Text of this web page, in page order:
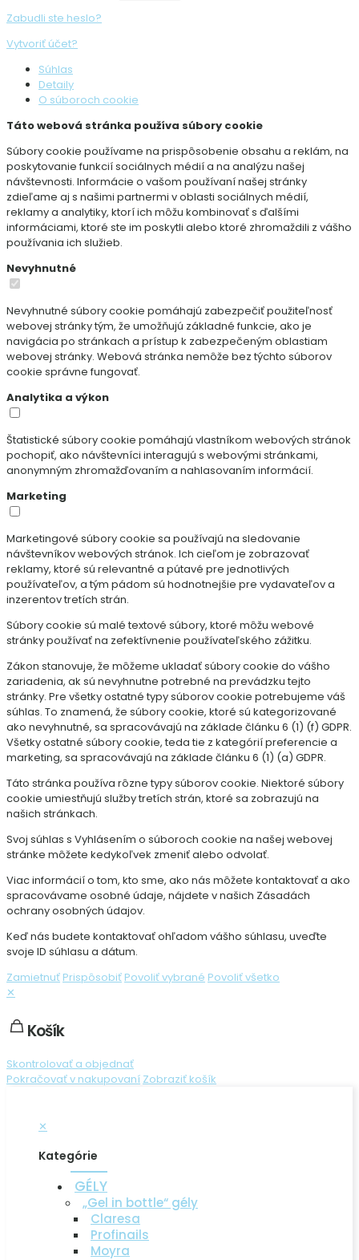
Zabudli ste heslo?
Vytvoriť účet?
Súhlas
Detaily
O súboroch cookie
Táto webová stránka používa súbory cookie
Súbory cookie používame na prispôsobenie obsahu a reklám, na
poskytovanie funkcií sociálnych médií a na analýzu našej
návštevnosti. Informácie o vašom používaní našej stránky
zdieľame aj s našimi partnermi v oblasti sociálnych médií,
reklamy a analytiky, ktorí ich môžu kombinovať s ďalšími
informáciami, ktoré ste im poskytli alebo ktoré zhromaždili z vášho
používania ich služieb.
Nevyhnutné
Nevyhnutné súbory cookie pomáhajú zabezpečiť použiteľnosť
webovej stránky tým, že umožňujú základné funkcie, ako je
navigácia po stránkach a prístup k zabezpečeným oblastiam
webovej stránky. Webová stránka nemôže bez týchto súborov
cookie správne fungovať.
Analytika a výkon
Štatistické súbory cookie pomáhajú vlastníkom webových stránok
pochopiť, ako návštevníci interagujú s webovými stránkami,
anonymným zhromažďovaním a nahlasovaním informácií.
Marketing
Marketingové súbory cookie sa používajú na sledovanie
návštevníkov webových stránok. Ich cieľom je zobrazovať
reklamy, ktoré sú relevantné a pútavé pre jednotlivých
používateľov, a tým pádom sú hodnotnejšie pre vydavateľov a
inzerentov tretích strán.
Súbory cookie sú malé textové súbory, ktoré môžu webové
stránky používať na zefektívnenie používateľského zážitku.
Zákon stanovuje, že môžeme ukladať súbory cookie do vášho
zariadenia, ak sú nevyhnutne potrebné na prevádzku tejto
stránky. Pre všetky ostatné typy súborov cookie potrebujeme váš
súhlas. To znamená, že súbory cookie, ktoré sú kategorizované
ako nevyhnutné, sa spracovávajú na základe článku 6 (1) (f) GDPR.
Všetky ostatné súbory cookie, teda tie z kategórií preferencie a
marketing, sa spracovávajú na základe článku 6 (1) (a) GDPR.
Táto stránka používa rôzne typy súborov cookie. Niektoré súbory
cookie umiestňujú služby tretích strán, ktoré sa zobrazujú na
našich stránkach.
Svoj súhlas s Vyhlásením o súboroch cookie na našej webovej
stránke môžete kedykoľvek zmeniť alebo odvolať.
Viac informácií o tom, kto sme, ako nás môžete kontaktovať a ako
spracovávame osobné údaje, nájdete v našich Zásadách
ochrany osobných údajov.
Keď nás budete kontaktovať ohľadom vášho súhlasu, uveďte
svoje ID súhlasu a dátum.
Zamietnuť Prispôsobiť Povoliť vybrané Povoliť všetko
✕
Košík
Skontrolovať a objednať
Pokračovať v nakupovaní Zobraziť košík
✕
Kategórie
GÉLY
„Gel in bottle“ gély
Claresa
Profinails
Moyra